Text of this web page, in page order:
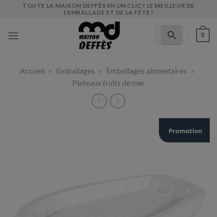
TOUTE LA MAISON DEFFÈS EN UN CLIC ! LE MEILLEUR DE
L'EMBALLAGE ET DE LA FÊTE !
0
Accueil » Emballages » Emballages alimentaires »
Plateaux fruits de mer
Promotion